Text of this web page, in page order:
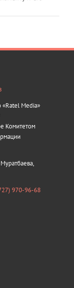
Media»
Комитетом
970-96-68